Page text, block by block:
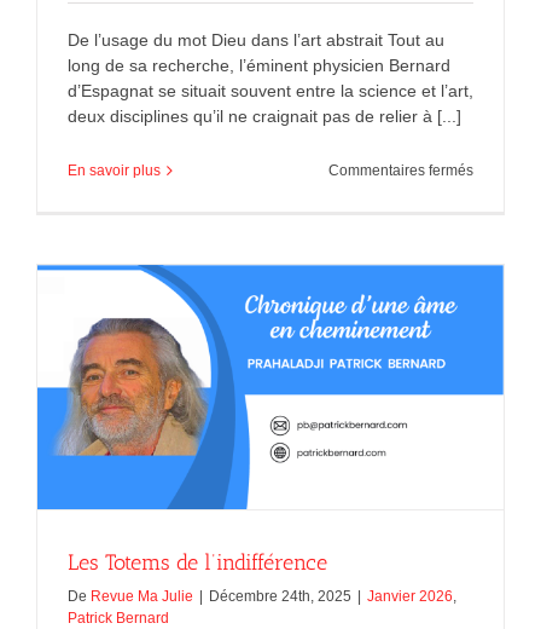
De l’usage du mot Dieu dans l’art abstrait Tout au
long de sa recherche, l’éminent physicien Bernard
d’Espagnat se situait souvent entre la science et l’art,
deux disciplines qu’il ne craignait pas de relier à [...]
En savoir plus Commentaires ferméssur
Les Totems de l’indifférence
De Revue Ma Julie | Décembre 24th, 2025 | Janvier 2026
Patrick Bernard